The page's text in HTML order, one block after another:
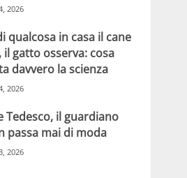
2026
qualcosa in casa il cane
il gatto osserva: cosa
davvero la scienza
2026
Tedesco, il guardiano
passa mai di moda
2026